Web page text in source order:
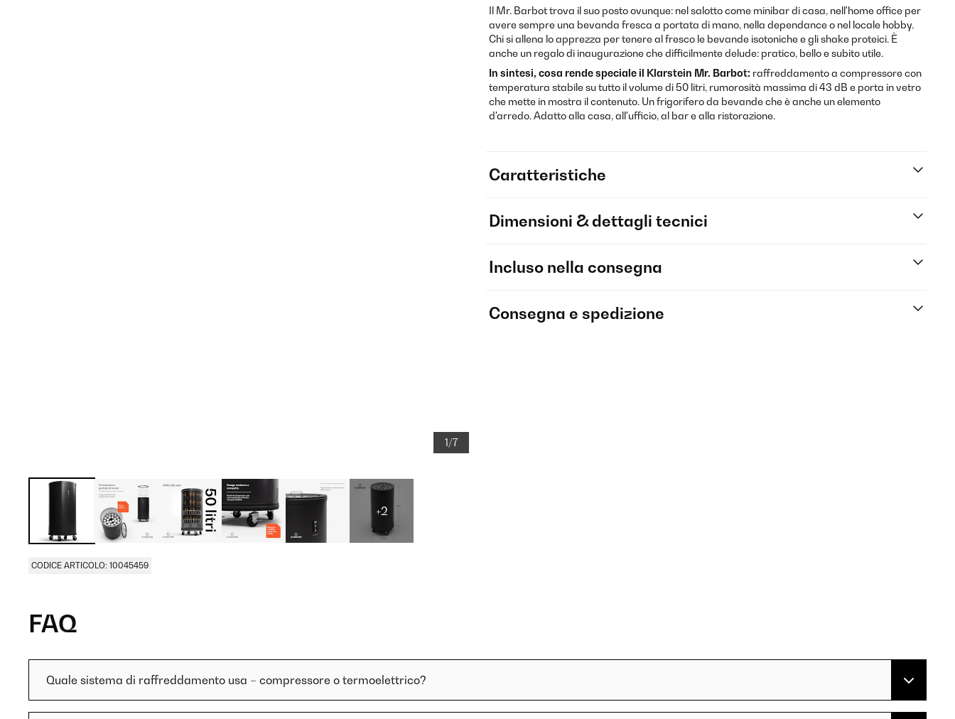
1/7
+2
CODICE ARTICOLO: 10045459
Il Mr. Barbot trova il suo posto ovunque: nel salotto come minibar di casa, nell'home office per
avere sempre una bevanda fresca a portata di mano, nella dependance o nel locale hobby.
Chi si allena lo apprezza per tenere al fresco le bevande isotoniche e gli shake proteici. È
anche un regalo di inaugurazione che difficilmente delude: pratico, bello e subito utile.
In sintesi, cosa rende speciale il Klarstein Mr. Barbot: raffreddamento a compressore con
temperatura stabile su tutto il volume di 50 litri, rumorosità massima di 43 dB e porta in vetro
che mette in mostra il contenuto. Un frigorifero da bevande che è anche un elemento
d'arredo. Adatto alla casa, all'ufficio, al bar e alla ristorazione.
Caratteristiche
Dimensioni & dettagli tecnici
Incluso nella consegna
Consegna e spedizione
FAQ
Quale sistema di raffreddamento usa – compressore o termoelettrico?